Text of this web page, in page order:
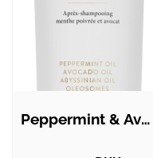
Peppermint & Avocado Conditioner